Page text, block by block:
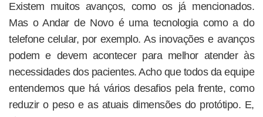
Existem muitos avanços, como os já mencionados.
Mas o ­Andar de Novo é uma tecnologia como a do
telefone celular, por exemplo. As inovações e avanços
podem e devem acontecer para melhor atender às
necessidades dos pacientes. Acho que todos da equipe
entendemos que há vários desafios pela frente, como
reduzir o peso e as atuais dimensões do protótipo. E,